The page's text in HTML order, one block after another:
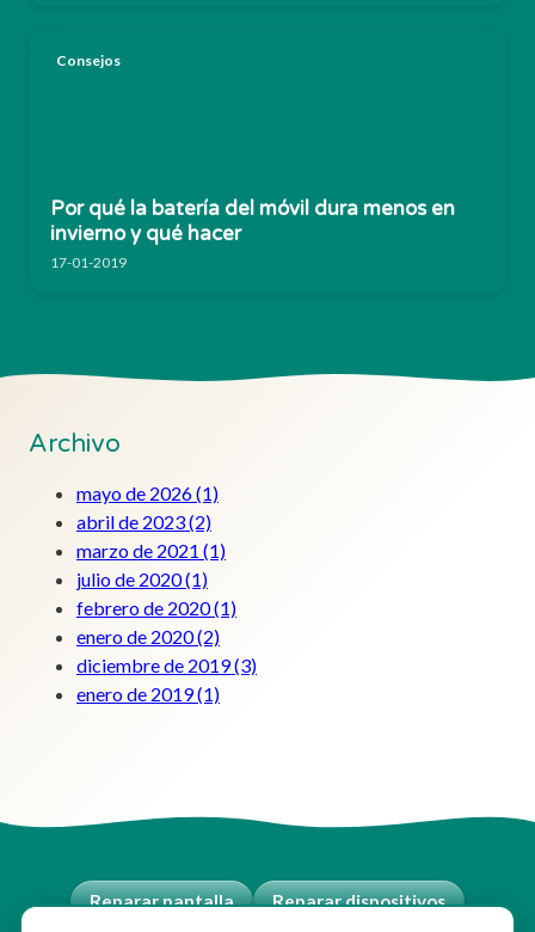
Consejos
Por qué la batería del móvil dura menos en
invierno y qué hacer
17-01-2019
Archivo
mayo de 2026(1)
abril de 2023(2)
marzo de 2021 (1)
julio de 2020(1)
febrero de 2020(1)
enero de 2020(2)
diciembre de 2019(3)
enero de 2019(1)
Reparar pantalla Reparar dispositivos